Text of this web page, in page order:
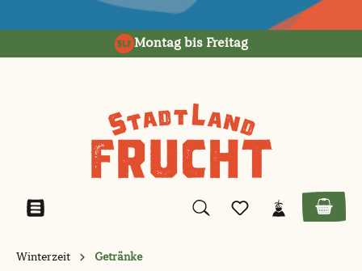
Montag bis Freitag
Winterzeit Getränke